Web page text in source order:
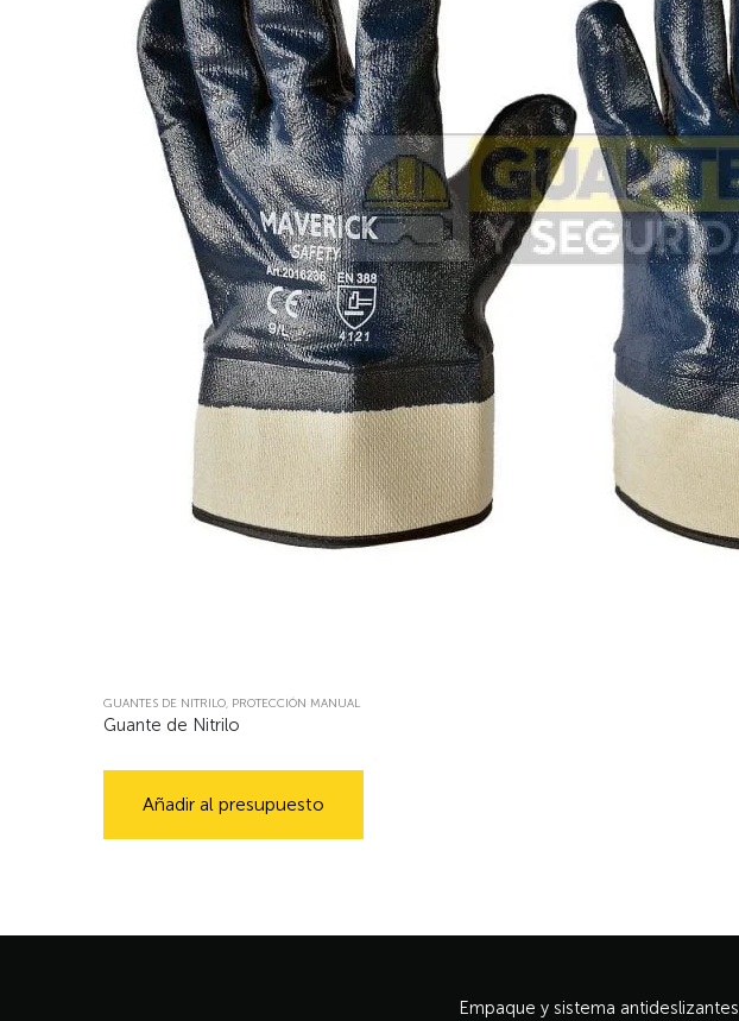
GUANTES DE NITRILO, PROTECCIÓN MANUAL
Guante de Nitrilo
Añadir al presupuesto
Empaque y sistema antideslizantes